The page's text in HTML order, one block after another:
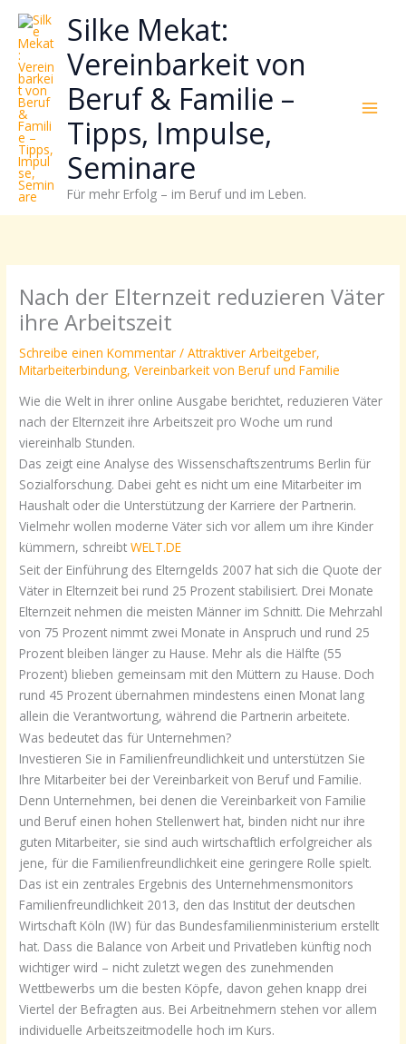
Zum
Inhalt
springen
Silke Mekat:
Vereinbarkeit von
Beruf & Familie –
Tipps, Impulse,
Seminare
Für mehr Erfolg – im Beruf und im Leben.
Nach der Elternzeit reduzieren Väter
ihre Arbeitszeit
Schreibe einen Kommentar /Attraktiver Arbeitgeber,
Mitarbeiterbindung,Vereinbarkeit von Beruf und Familie
Wie die Welt in ihrer online Ausgabe berichtet, reduzieren Väter
nach der Elternzeit ihre Arbeitszeit pro Woche um rund
viereinhalb Stunden.
Das zeigt eine Analyse des Wissenschaftszentrums Berlin für
Sozialforschung. Dabei geht es nicht um eine Mitarbeiter im
Haushalt oder die Unterstützung der Karriere der Partnerin.
Vielmehr wollen moderne Väter sich vor allem um ihre Kinder
kümmern, schreibtWELT.DE
Seit der Einführung des Elterngelds 2007 hat sich die Quote der
Väter in Elternzeit bei rund 25 Prozent stabilisiert. Drei Monate
Elternzeit nehmen die meisten Männer im Schnitt. Die Mehrzahl
von 75 Prozent nimmt zwei Monate in Anspruch und rund 25
Prozent bleiben länger zu Hause. Mehr als die Hälfte (55
Prozent) blieben gemeinsam mit den Müttern zu Hause. Doch
rund 45 Prozent übernahmen mindestens einen Monat lang
allein die Verantwortung, während die Partnerin arbeitete.
Was bedeutet das für Unternehmen?
Investieren Sie in Familienfreundlichkeit und unterstützen Sie
Ihre Mitarbeiter bei der Vereinbarkeit von Beruf und Familie.
Denn Unternehmen, bei denen die Vereinbarkeit von Familie
und Beruf einen hohen Stellenwert hat, binden nicht nur ihre
guten Mitarbeiter, sie sind auch wirtschaftlich erfolgreicher als
jene, für die Familienfreundlichkeit eine geringere Rolle spielt.
Das ist ein zentrales Ergebnis des Unternehmensmonitors
Familienfreundlichkeit 2013, den das Institut der deutschen
Wirtschaft Köln (IW) für das Bundesfamilienministerium erstellt
hat. Dass die Balance von Arbeit und Privatleben künftig noch
wichtiger wird – nicht zuletzt wegen des zunehmenden
Wettbewerbs um die besten Köpfe, davon gehen knapp drei
Viertel der Befragten aus. Bei Arbeitnehmern stehen vor allem
individuelle Arbeitszeitmodelle hoch im Kurs.
wie
sich
Stress
reduzieren
Energie
gezielter
einsetzen
lässt?
Einfach